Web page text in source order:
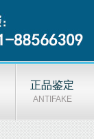
正品鉴定
ANTIFAKE